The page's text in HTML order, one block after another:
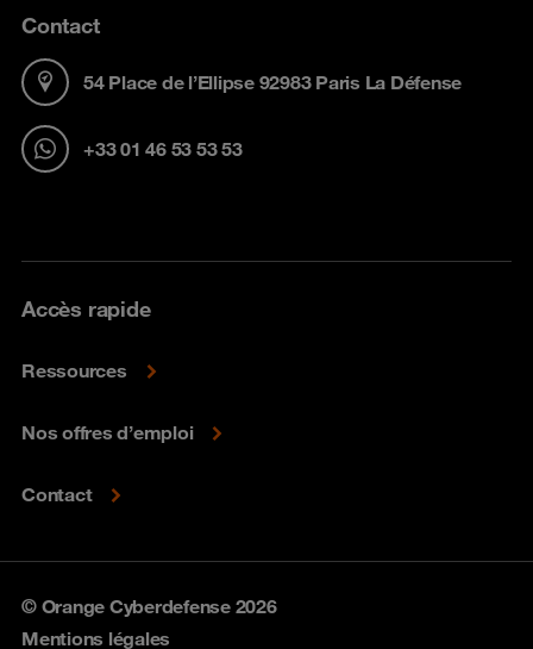
Contact
54 Place de l’Ellipse 92983 Paris La Défense
+33 01 46 53 53 53
Accès rapide
Ressources
Nos offres d’emploi
Contact
© Orange Cyberdefense 2026
Mentions légales